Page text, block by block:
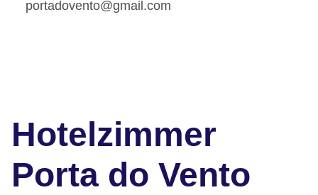
portadovento@gmail.com
Hotelzimmer
Porta do Vento